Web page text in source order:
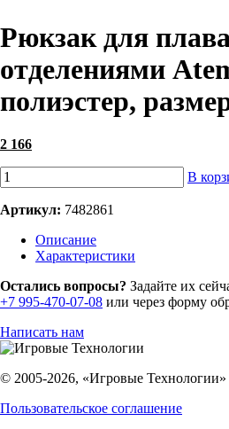
Рюкзак для
отделениями
полиэстер,
2 166
В
Артикул: 7482861
Описание
Характеристики
Остались вопросы? Задайте их
+7 995-470-07-08 или через форму
Написать нам
© 2005-2026, «Игровые Технологии»
Пользовательское соглашение